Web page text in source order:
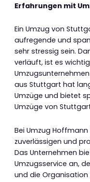
Erfahrungen mit
Ein Umzug von
aufregende und
sehr stressig sein.
verläuft, ist es
aus Stuttgart hat
Umzüge und bietet
Umzüge von
Bei Umzug
zuverlässigen und
Das Unternehmen
Umzugsservice an,
und die